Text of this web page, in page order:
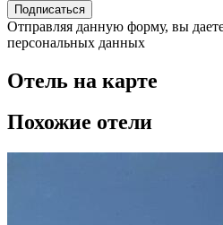
Подписаться
Отправляя данную форму, вы
персональных данных
Отель на карте
Похожие отели